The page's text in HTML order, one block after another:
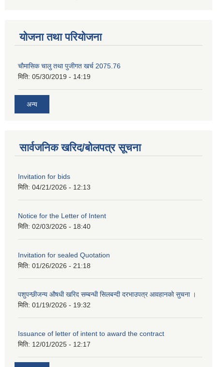
योजना तथा परियोजना
चाैमासिक चालु तथा पुजीगत खर्च 2075.76
मिति: 05/30/2019 - 14:19
अन्य
सार्वजनिक खरिद/बोलपत्र सूचना
Invitation for bids
मिति: 04/21/2026 - 12:13
Notice for the Letter of Intent
मिति: 02/03/2026 - 18:40
Invitation for sealed Quotation
मिति: 01/26/2026 - 21:18
पशुपन्छीजन्य औषधी खरिद सम्बन्धी सिलबन्दी दरभाउपत्र आवहानको सुचना ।
मिति: 01/19/2026 - 19:32
Issuance of letter of intent to award the contract
मिति: 12/01/2025 - 12:17